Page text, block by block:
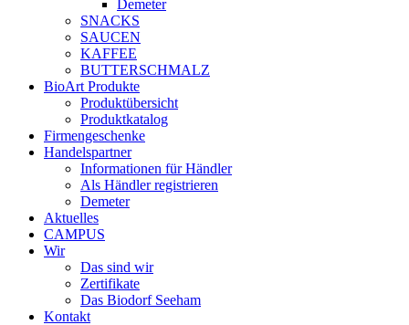
Demeter
SNACKS
SAUCEN
KAFFEE
BUTTERSCHMALZ
BioArt Produkte
Produktübersicht
Produktkatalog
Firmengeschenke
Handelspartner
Informationen für Händler
Als Händler registrieren
Demeter
Aktuelles
CAMPUS
Wir
Das sind wir
Zertifikate
Das Biodorf Seeham
Kontakt